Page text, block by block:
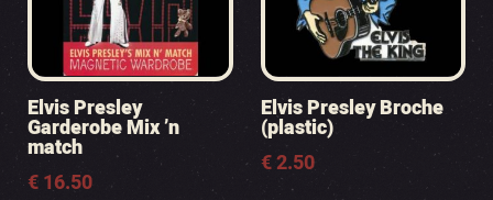
Elvis Presley
Garderobe Mix ’n
match
€16.50
Elvis Presley Broche
(plastic)
€2.50